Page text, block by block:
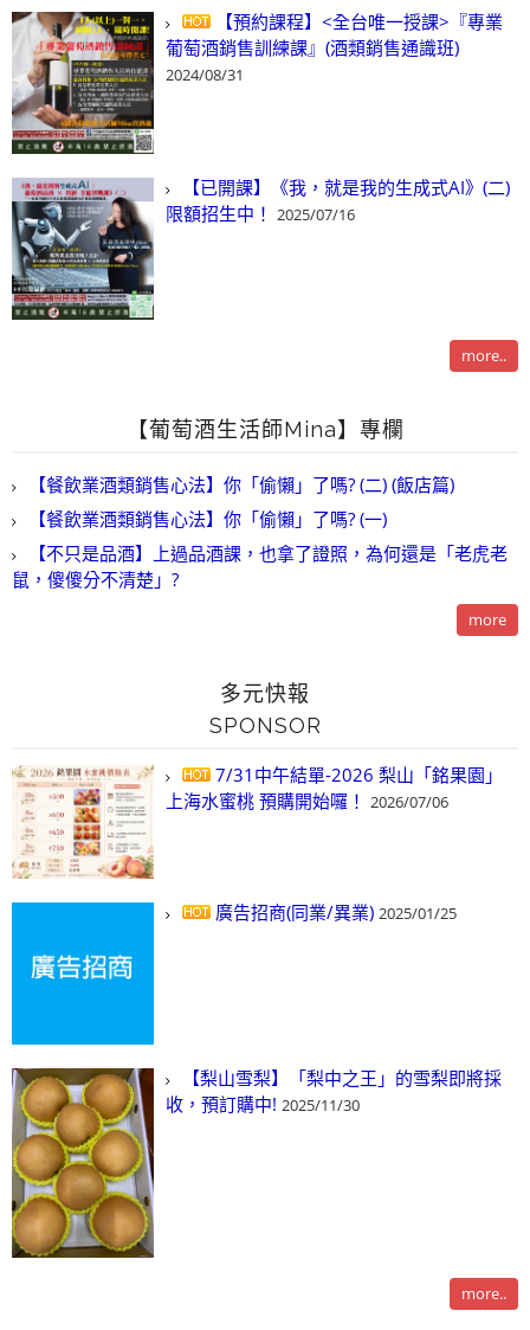
【預約課程】<全台唯一授課>『專業
葡萄酒銷售訓練課』(酒類銷售通識班)
2024/08/31
【已開課】《我，就是我的生成式AI》(二)
限額招生中！ 2025/07/16
more..
【葡萄酒生活師Mina】專欄
【餐飲業酒類銷售心法】你「偷懶」了嗎? (二) (飯店篇)
【餐飲業酒類銷售心法】你「偷懶」了嗎? (一)
【不只是品酒】上過品酒課，也拿了證照，為何還是「老虎老
鼠，傻傻分不清楚」?
more
多元快報
SPONSOR
7/31中午結單-2026 梨山「銘果園」
上海水蜜桃 預購開始囉！ 2026/07/06
廣告招商(同業/異業) 2025/01/25
【梨山雪梨】「梨中之王」的雪梨即將採
收，預訂購中! 2025/11/30
more..